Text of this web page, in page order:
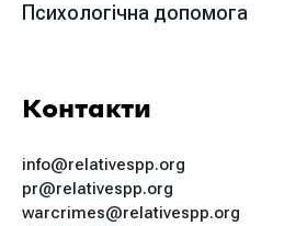
Психологічна допомога
Контакти
info@relativespp.org
pr@relativespp.org
warcrimes@relativespp.org